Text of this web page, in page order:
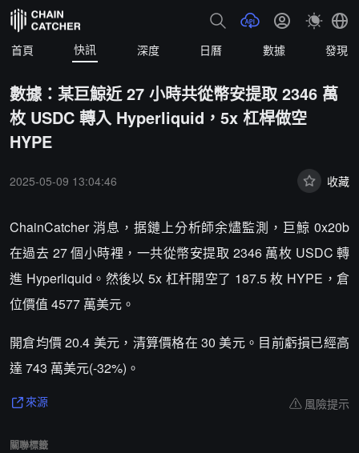
首頁 快訊 深度 日曆 數據 發現
數據：某巨鯨近 27 小時共從幣安提取 2346 萬
枚 USDC 轉入 Hyperliquid，5x 杠桿做空
HYPE
2025-05-09 13:04:46 收藏
ChainCatcher 消息，据鏈上分析師余燼監測，巨鯨 0x20b
在過去 27 個小時裡，一共從幣安提取 2346 萬枚 USDC 轉
進 Hyperliquid。然後以 5x 杠杆開空了 187.5 枚 HYPE，倉
位價值 4577 萬美元。
開倉均價 20.4 美元，清算價格在 30 美元。目前虧損已經高
達 743 萬美元(-32%)。
來源 風險提示
關聯標籤